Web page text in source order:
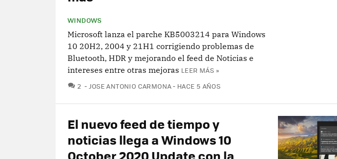
WINDOWS
Microsoft lanza el parche KB5003214 para Windows
10 20H2, 2004 y 21H1 corrigiendo problemas de
Bluetooth, HDR y mejorando el feed de Noticias e
intereses entre otras mejoras LEER MÁS »
2 COMENTARIOS
JOSE ANTONIO CARMONA HACE 5 AÑOS
El nuevo feed de tiempo y
noticias llega a Windows 10
October 2020 Update con la